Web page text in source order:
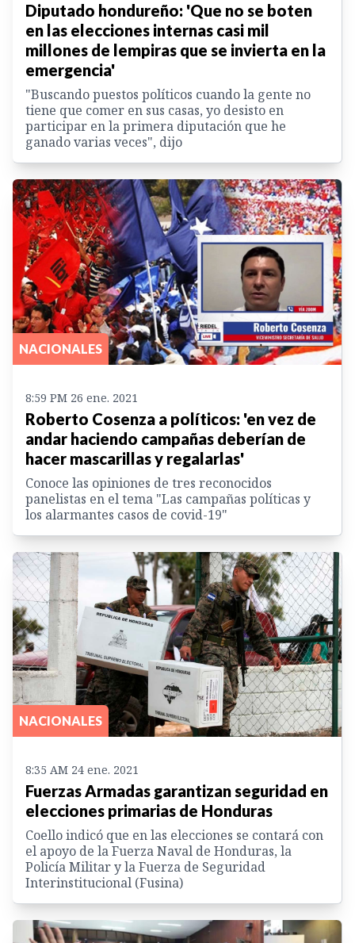
Diputado hondureño: 'Que no se boten
en las elecciones internas casi mil
millones de lempiras que se invierta en la
emergencia'
"Buscando puestos políticos cuando la gente no
tiene que comer en sus casas, yo desisto en
participar en la primera diputación que he
ganado varias veces", dijo
NACIONALES
8:59 PM 26 ene. 2021
Roberto Cosenza a políticos: 'en vez de
andar haciendo campañas deberían de
hacer mascarillas y regalarlas'
Conoce las opiniones de tres reconocidos
panelistas en el tema "Las campañas políticas y
los alarmantes casos de covid-19"
NACIONALES
8:35 AM 24 ene. 2021
Fuerzas Armadas garantizan seguridad en
elecciones primarias de Honduras
Coello indicó que en las elecciones se contará con
el apoyo de la Fuerza Naval de Honduras, la
Policía Militar y la Fuerza de Seguridad
Interinstitucional (Fusina)